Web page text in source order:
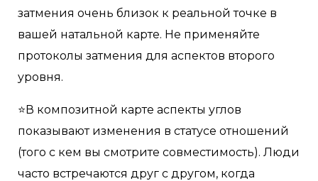
затмения очень близок к реальной точке в
вашей натальной карте. Не применяйте
протоколы затмения для аспектов второго
уровня.
⭐️В композитной карте аспекты углов
показывают изменения в статусе отношений
(того с кем вы смотрите совместимость). Люди
часто встречаются друг с другом, когда